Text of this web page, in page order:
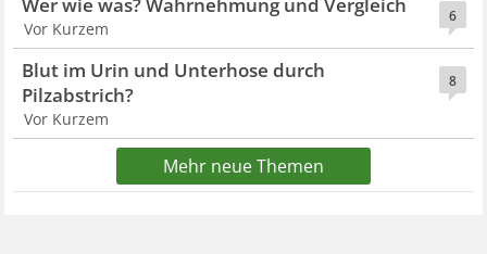
6
Vor Kurzem
8
Blut im Urin und Unterhose durch
Pilzabstrich?
Vor Kurzem
Mehr neue Themen